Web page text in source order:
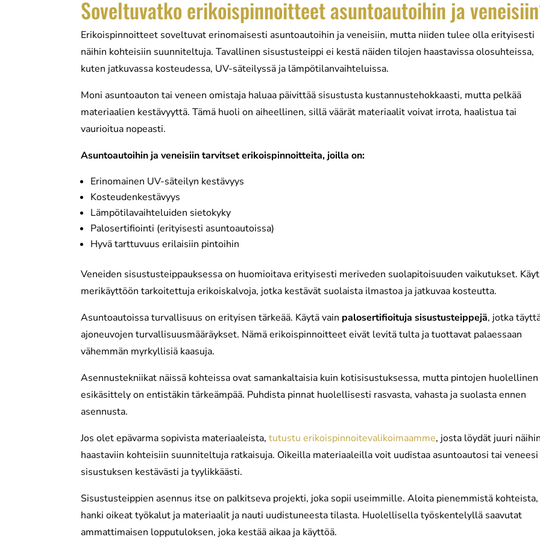
Soveltuvatko erikoispinnoitteet asuntoautoihin ja
Erikoispinnoitteet soveltuvat erinomaisesti asuntoautoihin ja veneisiin, mutta niiden tulee olla erityisesti
näihin kohteisiin suunniteltuja. Tavallinen sisustusteippi ei kestä näiden tilojen haastavissa olosuhteissa,
kuten jatkuvassa kosteudessa, UV-säteilyssä ja lämpötilanvaihteluissa.
Moni asuntoauton tai veneen omistaja haluaa päivittää sisustusta kustannustehokkaasti, mutta pelkää
materiaalien kestävyyttä. Tämä huoli on aiheellinen, sillä väärät materiaalit voivat irrota, haalistua tai
vaurioitua nopeasti.
Asuntoautoihin ja veneisiin tarvitset erikoispinnoitteita, joilla on:
Erinomainen UV-säteilyn kestävyys
Kosteudenkestävyys
Lämpötilavaihteluiden sietokyky
Palosertifiointi (erityisesti asuntoautoissa)
Hyvä tarttuvuus erilaisiin pintoihin
Veneiden sisustusteippauksessa on huomioitava erityisesti meriveden suolapitoisuuden vaikutukset.
merikäyttöön tarkoitettuja erikoiskalvoja, jotka kestävät suolaista ilmastoa ja jatkuvaa kosteutta.
Asuntoautoissa turvallisuus on erityisen tärkeää. Käytä vain palosertifioituja sisustusteippejä, jotka
ajoneuvojen turvallisuusmääräykset. Nämä erikoispinnoitteet eivät levitä tulta ja tuottavat palaessaan
vähemmän myrkyllisiä kaasuja.
Asennustekniikat näissä kohteissa ovat samankaltaisia kuin kotisisustuksessa, mutta pintojen huolellinen
esikäsittely on entistäkin tärkeämpää. Puhdista pinnat huolellisesti rasvasta, vahasta ja suolasta ennen
asennusta.
Jos olet epävarma sopivista materiaaleista,tutustu erikoispinnoitevalikoimaamme, josta löydät juuri
haastaviin kohteisiin suunniteltuja ratkaisuja. Oikeilla materiaaleilla voit uudistaa asuntoautosi tai veneesi
sisustuksen kestävästi ja tyylikkäästi.
Sisustusteippien asennus itse on palkitseva projekti, joka sopii useimmille. Aloita pienemmistä kohteista,
hanki oikeat työkalut ja materiaalit ja nauti uudistuneesta tilasta. Huolellisella työskentelyllä saavutat
ammattimaisen lopputuloksen, joka kestää aikaa ja käyttöä.